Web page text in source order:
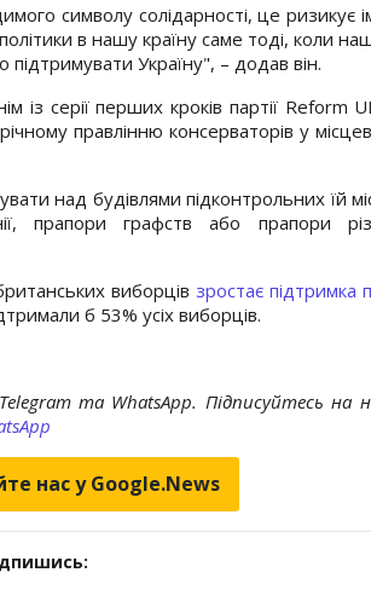
символу солідарності, це ризикує
в нашу країну саме тоді, коли
Україну", – додав він.
із серії перших кроків партії Reform
правлінню консерваторів у
над будівлями підконтрольних їй
прапори графств або прапори
виборців зростає підтримка
б 53% усіх виборців.
та WhatsApp. Підписуйтесь на
нас у Google.News